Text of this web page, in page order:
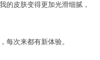
的皮肤变得更加光滑细腻，
每次来都有新体验。